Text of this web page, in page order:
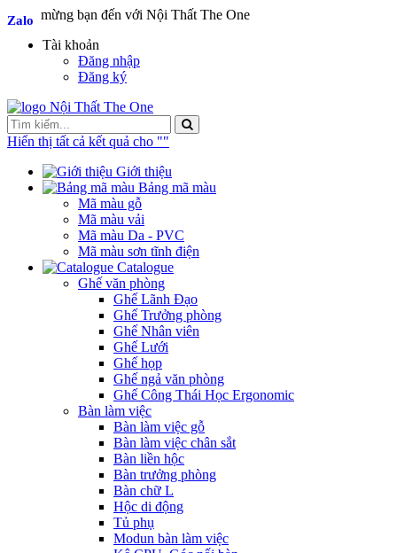
Chào mừng bạn đến với Nội Thất The One
Tài khoản
Đăng nhập
Đăng ký
Hiển thị tất cả kết quả cho ""
Giới thiệu
Bảng mã màu
Mã màu gỗ
Mã màu vải
Mã màu Da - PVC
Mã màu sơn tĩnh điện
Catalogue
Ghế văn phòng
Ghế Lãnh Đạo
Ghế Trưởng phòng
Ghế Nhân viên
Ghế Lưới
Ghế họp
Ghế ngả văn phòng
Ghế Công Thái Học Ergonomic
Bàn làm việc
Bàn làm việc gỗ
Bàn làm việc chân sắt
Bàn liền hộc
Bàn trưởng phòng
Bàn chữ L
Hộc di động
Tủ phụ
Modun bàn làm việc
Zalo
Zalo